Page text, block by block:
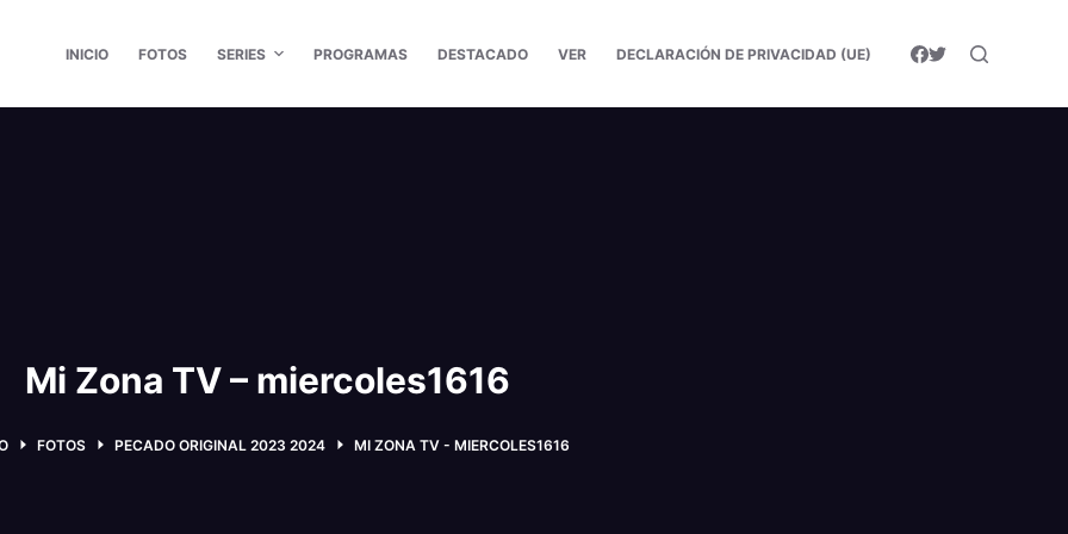
INICIO FOTOS SERIES PROGRAMAS DESTACADO VER DECLARACIÓN DE PRIVACIDAD (UE)
Mi Zona TV – miercoles1616
FOTOS PECADO ORIGINAL 2023 2024 MI ZONA TV - MIERCOLES1616